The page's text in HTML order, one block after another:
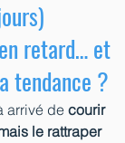
retard… et
tendance ?
arrivé de courir
le rattraper